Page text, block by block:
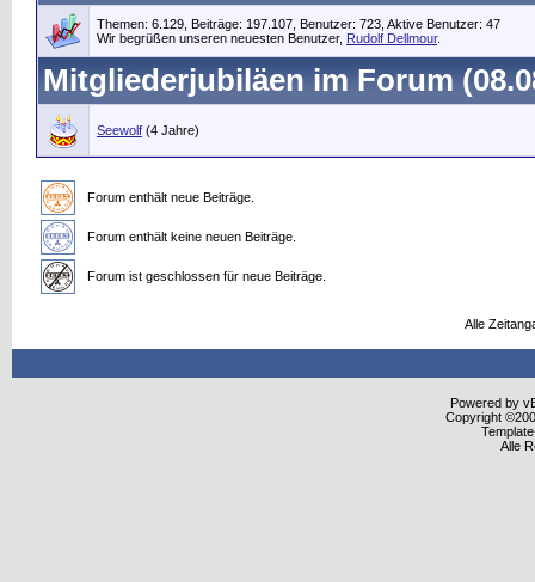
Themen: 6.129, Beiträge: 197.107, Benutzer: 723, Aktive Benutzer: 47
Wir begrüßen unseren neuesten Benutzer, Rudolf Dellmour.
Mitgliederjubiläen im Forum
Seewolf (4 Jahre)
Forum enthält neue Beiträge.
Forum enthält keine neuen Beiträge.
Forum ist geschlossen für neue Beiträge.
Alle
Powered by
Copyright
Alle